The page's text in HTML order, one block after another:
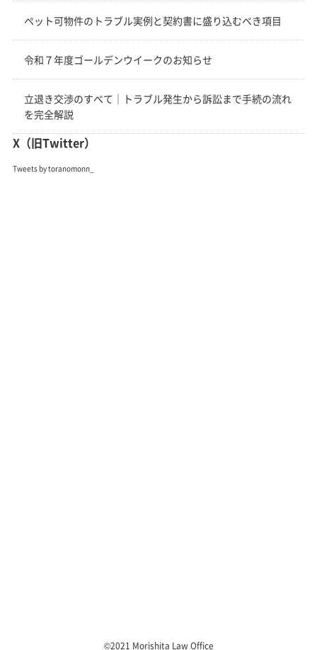
ペット可物件のトラブル実例と契約書に盛り込むべき項目
令和７年度ゴールデンウイークのお知らせ
立退き交渉のすべて｜トラブル発生から訴訟まで手続の流れ
を完全解説
X（旧Twitter）
Tweets by toranomonn_
©2021 Morishita Law Office